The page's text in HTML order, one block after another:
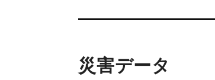
災害データ